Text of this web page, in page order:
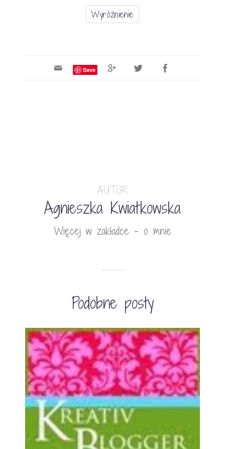
Wyróżnienie
Save
AUTOR
Agnieszka Kwiatkowska
Więcej w zakładce - o mnie
Podobne posty